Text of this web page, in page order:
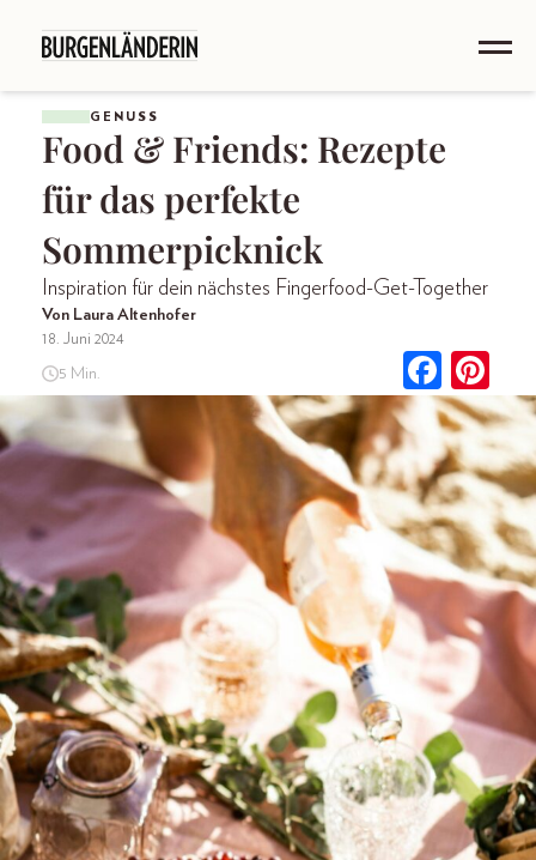
GENUSS
Food & Friends: Rezepte
für das perfekte
Sommerpicknick
Inspiration für dein nächstes Fingerfood-Get-Together
Von Laura Altenhofer
18. Juni 2024
5 Min.